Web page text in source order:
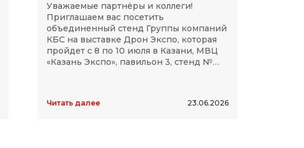
Уважаемые партнёры и коллеги!
Приглашаем вас посетить
объединенный стенд Группы компаний
КБС на выставке Дрон Экспо, которая
пройдет с 8 по 10 июля в Казани, МВЦ
«Казань Экспо», павильон 3, стенд №
Читать далее 23.06.2026